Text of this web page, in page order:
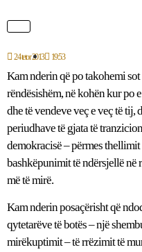
24 tetor 2013 19:53
Kam nderin që po takohemi
rëndësishëm, në kohën kur po
dhe të vendeve veç e veç të tij,
periudhave të gjata të
demokracisë – përmes
bashkëpunimit të ndërsjellë në
më të mirë.
Kam nderin posaçërisht që
qytetarëve të botës – një
mirëkuptimit – të rrëzimit të